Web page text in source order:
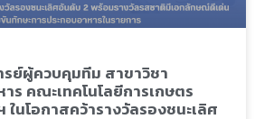
ย์ผู้ควบคุมทีม สาขาวิชา
าร คณะเทคโนโลยีการเกษตร
นโอกาสคว้ารางวัลรองชนะเลิศ